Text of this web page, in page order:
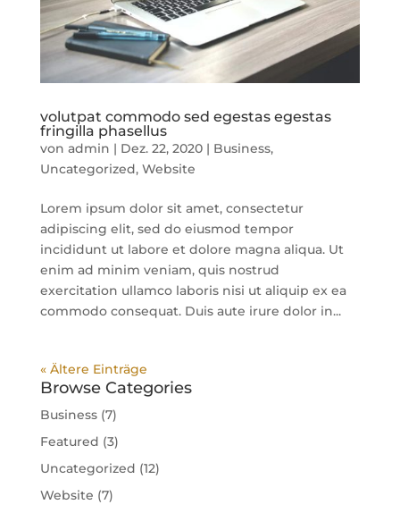
volutpat commodo sed egestas egestas
fringilla phasellus
von admin | Dez. 22, 2020| Business,
Uncategorized, Website
Lorem ipsum dolor sit amet, consectetur
adipiscing elit, sed do eiusmod tempor
incididunt ut labore et dolore magna aliqua. Ut
enim ad minim veniam, quis nostrud
exercitation ullamco laboris nisi ut aliquip ex ea
commodo consequat. Duis aute irure dolor in...
« Ältere Einträge
Browse Categories
Business(7)
Featured (3)
Uncategorized (12)
Website (7)